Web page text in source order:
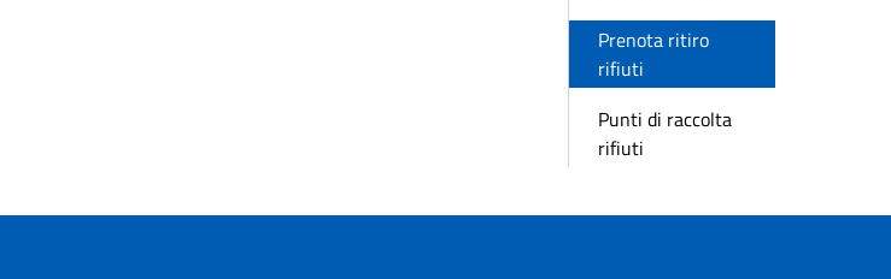
Prenota ritiro
rifiuti
Punti di raccolta
rifiuti